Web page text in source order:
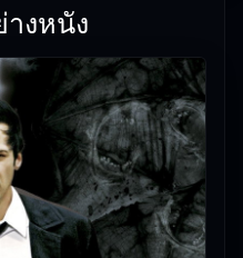
24— ตรวจสอบล่าสุด:
งหนัง